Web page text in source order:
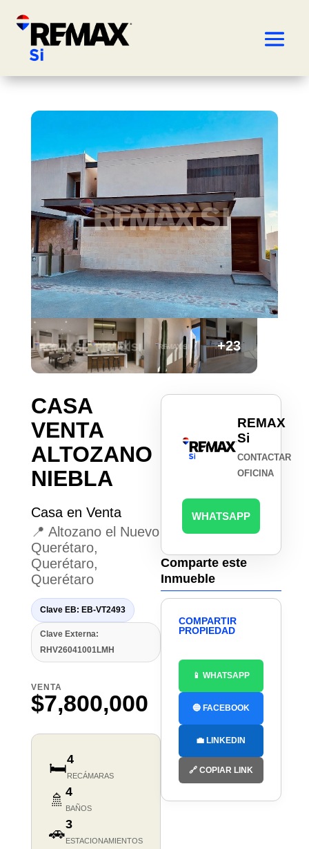
+23
CASA
VENTA
ALTOZANO
NIEBLA
Casa en Venta
📍 Altozano el Nuevo
Querétaro,
Querétaro,
Querétaro
Clave EB: EB-VT2493
Clave Externa:
RHV26041001LMH
VENTA
$7,800,000
🛏️4
RECÁMARAS
🚿 4
BAÑOS
🚗3
ESTACIONAMIENTOS
REMAX
Si
CONTACTAR
OFICINA
WHATSAPP
Comparte este
Inmueble
COMPARTIR
PROPIEDAD
📱 WHATSAPP
🔵 FACEBOOK
💼 LINKEDIN
🔗 COPIAR LINK